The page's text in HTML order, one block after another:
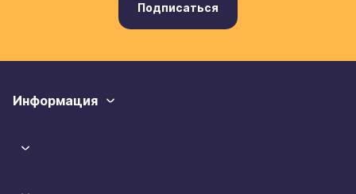
Подписаться
Информация